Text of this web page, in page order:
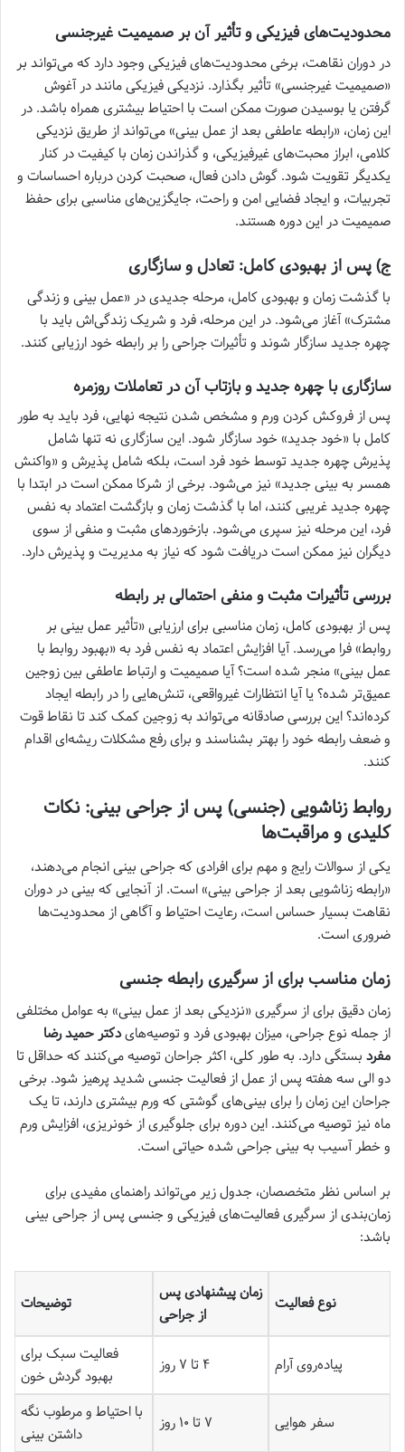
محدودیت‌های فیزیکی و تأثیر آن بر صمیمیت غیرجنسی
در دوران نقاهت، برخی محدودیت‌های فیزیکی وجود دارد که می‌تواند بر
«صمیمیت غیرجنسی» تأثیر بگذارد. نزدیکی فیزیکی مانند در آغوش
گرفتن یا بوسیدن صورت ممکن است با احتیاط بیشتری همراه باشد. در
این زمان، «رابطه عاطفی بعد از عمل بینی» می‌تواند از طریق نزدیکی
کلامی، ابراز محبت‌های غیرفیزیکی، و گذراندن زمان با کیفیت در کنار
یکدیگر تقویت شود. گوش دادن فعال، صحبت کردن درباره احساسات و
تجربیات، و ایجاد فضایی امن و راحت، جایگزین‌های مناسبی برای حفظ
صمیمیت در این دوره هستند.
ج) پس از بهبودی کامل: تعادل و سازگاری
با گذشت زمان و بهبودی کامل، مرحله جدیدی در «عمل بینی و زندگی
مشترک» آغاز می‌شود. در این مرحله، فرد و شریک زندگی‌اش باید با
چهره جدید سازگار شوند و تأثیرات جراحی را بر رابطه خود ارزیابی کنند.
سازگاری با چهره جدید و بازتاب آن در تعاملات روزمره
پس از فروکش کردن ورم و مشخص شدن نتیجه نهایی، فرد باید به طور
کامل با «خود جدید» خود سازگار شود. این سازگاری نه تنها شامل
پذیرش چهره جدید توسط خود فرد است، بلکه شامل پذیرش و «واکنش
همسر به بینی جدید» نیز می‌شود. برخی از شرکا ممکن است در ابتدا با
چهره جدید غریبی کنند، اما با گذشت زمان و بازگشت اعتماد به نفس
فرد، این مرحله نیز سپری می‌شود. بازخوردهای مثبت و منفی از سوی
دیگران نیز ممکن است دریافت شود که نیاز به مدیریت و پذیرش دارد.
بررسی تأثیرات مثبت و منفی احتمالی بر رابطه
پس از بهبودی کامل، زمان مناسبی برای ارزیابی «تأثیر عمل بینی بر
روابط» فرا می‌رسد. آیا افزایش اعتماد به نفس فرد به «بهبود روابط با
عمل بینی» منجر شده است؟ آیا صمیمیت و ارتباط عاطفی بین زوجین
عمیق‌تر شده؟ یا آیا انتظارات غیرواقعی، تنش‌هایی را در رابطه ایجاد
کرده‌اند؟ این بررسی صادقانه می‌تواند به زوجین کمک کند تا نقاط قوت
و ضعف رابطه خود را بهتر بشناسند و برای رفع مشکلات ریشه‌ای اقدام
کنند.
روابط زناشویی (جنسی) پس از جراحی بینی: نکات
کلیدی و مراقبت‌ها
یکی از سوالات رایج و مهم برای افرادی که جراحی بینی انجام می‌دهند،
«رابطه زناشویی بعد از جراحی بینی» است. از آنجایی که بینی در دوران
نقاهت بسیار حساس است، رعایت احتیاط و آگاهی از محدودیت‌ها
ضروری است.
زمان مناسب برای از سرگیری رابطه جنسی
زمان دقیق برای از سرگیری «نزدیکی بعد از عمل بینی» به عوامل مختلفی
از جمله نوع جراحی، میزان بهبودی فرد و توصیه‌هایدکتر حمید رضا
مفرد بستگی دارد. به طور کلی، اکثر جراحان توصیه می‌کنند که حداقل تا
دو الی سه هفته پس از عمل از فعالیت جنسی شدید پرهیز شود. برخی
جراحان این زمان را برای بینی‌های گوشتی که ورم بیشتری دارند، تا یک
ماه نیز توصیه می‌کنند. این دوره برای جلوگیری از خونریزی، افزایش ورم
و خطر آسیب به بینی جراحی شده حیاتی است.
بر اساس نظر متخصصان، جدول زیر می‌تواند راهنمای مفیدی برای
زمان‌بندی از سرگیری فعالیت‌های فیزیکی و جنسی پس از جراحی بینی
باشد:
نوع فعالیت
زمان پیشنهادی پس
از جراحی
توضیحات
پیاده‌روی آرام ۴ تا ۷ روز
فعالیت سبک برای
بهبود گردش خون
سفر هوایی ۷ تا ۱۰ روز
با احتیاط و مرطوب نگه
داشتن بینی